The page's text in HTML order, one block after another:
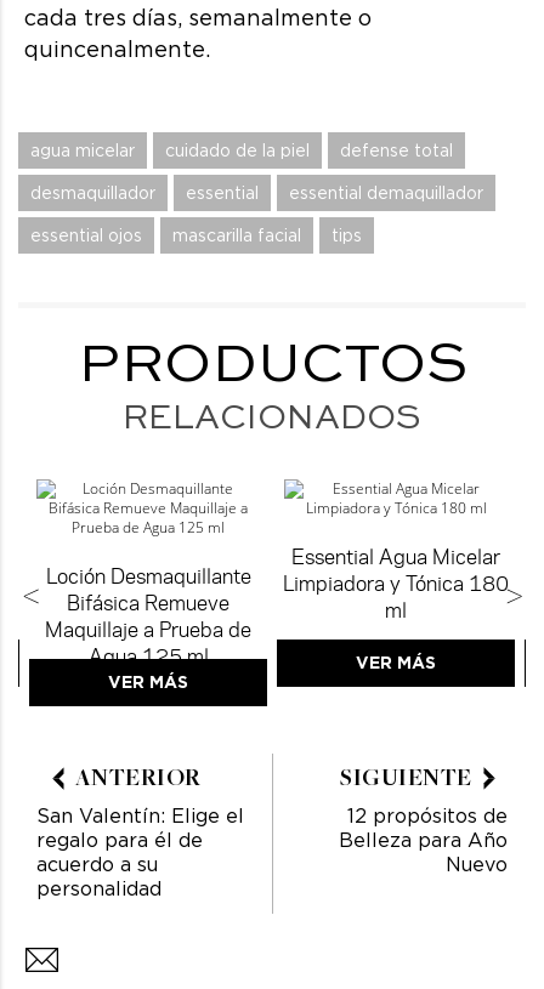
cada tres días, semanalmente o
quincenalmente.
agua micelar cuidado de la piel defense total
desmaquillador essential essential demaquillador
essential ojos mascarilla facial tips
PRODUCTOS
RELACIONADOS
<
Loción Desmaquillante
Bifásica Remueve
Maquillaje a Prueba de
Agua 125 ml
VER MÁS
Essential Agua Micelar
Limpiadora y Tónica 180
ml
VER MÁS
>
ANTERIOR
San Valentín: Elige el
regalo para él de
acuerdo a su
personalidad
SIGUIENTE
12 propósitos de
Belleza para Año
Nuevo